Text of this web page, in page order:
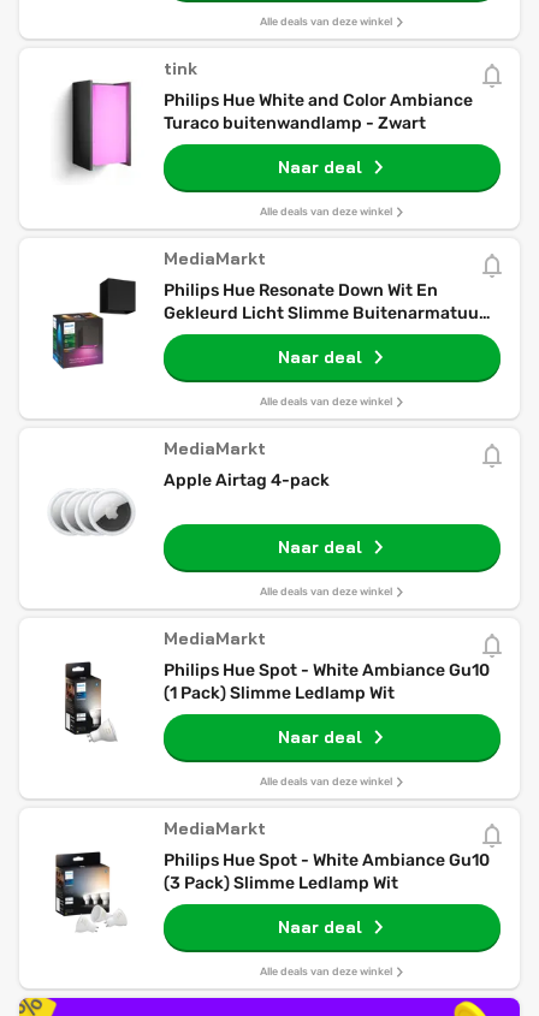
Alle deals van deze winkel
tink
Philips Hue White and Color Ambiance
Turaco buitenwandlamp - Zwart
Naar deal
Alle deals van deze winkel
MediaMarkt
Philips Hue Resonate Down Wit En
Gekleurd Licht Slimme Buitenarmatuur
Zwart
Naar deal
Alle deals van deze winkel
MediaMarkt
Apple Airtag 4-pack
Naar deal
Alle deals van deze winkel
MediaMarkt
Philips Hue Spot - White Ambiance Gu10
(1 Pack) Slimme Ledlamp Wit
Naar deal
Alle deals van deze winkel
MediaMarkt
Philips Hue Spot - White Ambiance Gu10
(3 Pack) Slimme Ledlamp Wit
Naar deal
Alle deals van deze winkel